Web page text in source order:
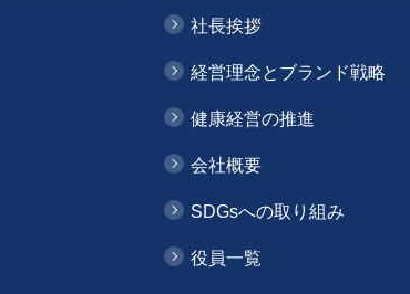
社長挨拶
経営理念とブランド戦略
健康経営の推進
会社概要
SDGsへの取り組み
役員一覧